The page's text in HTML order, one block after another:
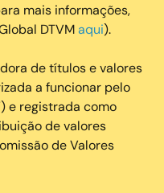
mais informações,
DTVMaqui).
de títulos e valores
a funcionar pelo
e registrada como
de valores
de Valores